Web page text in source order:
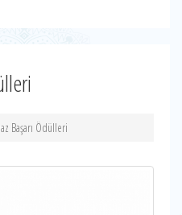
Başarı Ödülleri